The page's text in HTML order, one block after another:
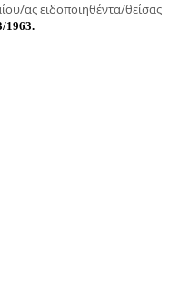
ας ειδοποιηθέντα/θείσας
1963.